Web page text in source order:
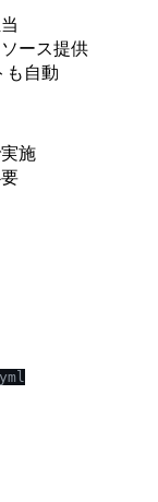
ース提供
も自動
施